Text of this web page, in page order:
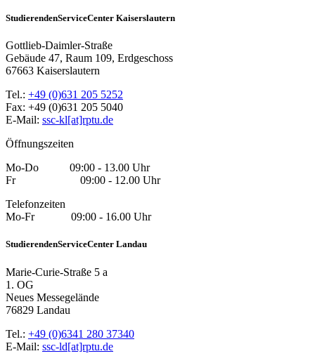
StudierendenServiceCenter Kaiserslautern
Gottlieb-Daimler-Straße
Gebäude 47, Raum 109, Erdgeschoss
67663 Kaiserslautern
Tel.: +49 (0)631 205 5252
Fax: +49 (0)631 205 5040
E-Mail: ssc-kl[at]rptu.de
Öffnungszeiten
Mo-Do 09:00 - 13.00 Uhr
Fr 09:00 - 12.00 Uhr
Telefonzeiten
Mo-Fr 09:00 - 16.00 Uhr
StudierendenServiceCenter Landau
Marie-Curie-Straße 5 a
1. OG
Neues Messegelände
76829 Landau
Tel.: +49 (0)6341 280 37340
E-Mail: ssc-ld[at]rptu.de